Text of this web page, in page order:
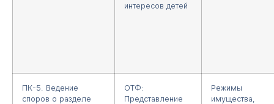
интересов детей
ПК-5. Ведение
споров о разделе
ОТФ:
Представление
Режимы
имущества,